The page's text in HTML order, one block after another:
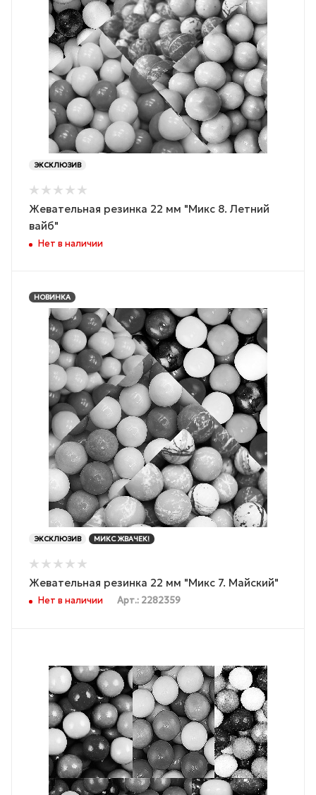
ЭКСКЛЮЗИВ
Жевательная резинка 22 мм "Микс 8. Летний
вайб"
Нет в наличии
НОВИНКА
ЭКСКЛЮЗИВ МИКС ЖВАЧЕК!
Жевательная резинка 22 мм "Микс 7. Майский"
Нет в наличии Арт.: 2282359